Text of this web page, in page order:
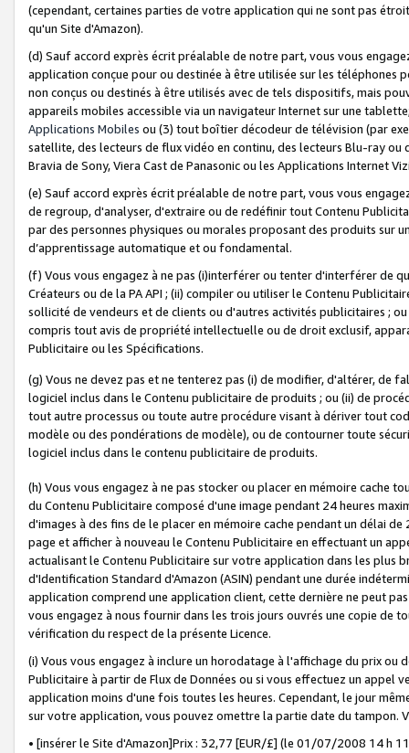
(cependant, certaines parties de votre application qui ne sont pas
qu'un Site d'Amazon).
(d) Sauf accord exprès écrit préalable de notre part, vous vous
application conçue pour ou destinée à être utilisée sur les téléphones
non conçus ou destinés à être utilisés avec de tels dispositifs, mais
appareils mobiles accessible via un navigateur Internet sur une
Applications Mobiles ou (3) tout boîtier décodeur de télévision (par
satellite, des lecteurs de flux vidéo en continu, des lecteurs Blu-ray
Bravia de Sony, Viera Cast de Panasonic ou les Applications Internet
(e) Sauf accord exprès écrit préalable de notre part, vous vous
de regroup, d'analyser, d'extraire ou de redéfinir tout Contenu
par des personnes physiques ou morales proposant des produits sur
d’apprentissage automatique et ou fondamental.
(f) Vous vous engagez à ne pas (i)interférer ou tenter d'interférer de
Créateurs ou de la PA API ; (ii) compiler ou utiliser le Contenu
sollicité de vendeurs et de clients ou d'autres activités publicitaires ;
compris tout avis de propriété intellectuelle ou de droit exclusif,
Publicitaire ou les Spécifications.
(g) Vous ne devez pas et ne tenterez pas (i) de modifier, d'altérer, de
logiciel inclus dans le Contenu publicitaire de produits ; ou (ii) de
tout autre processus ou toute autre procédure visant à dériver tout
modèle ou des pondérations de modèle), ou de contourner toute
logiciel inclus dans le contenu publicitaire de produits.
(h) Vous vous engagez à ne pas stocker ou placer en mémoire cache
du Contenu Publicitaire composé d'une image pendant 24 heures
d'images à des fins de le placer en mémoire cache pendant un délai
page et afficher à nouveau le Contenu Publicitaire en effectuant un
actualisant le Contenu Publicitaire sur votre application dans les plus
d'Identification Standard d'Amazon (ASIN) pendant une durée
application comprend une application client, cette dernière ne peut
vous engagez à nous fournir dans les trois jours ouvrés une copie de
vérification du respect de la présente Licence.
(i) Vous vous engagez à inclure un horodatage à l'affichage du prix
Publicitaire à partir de Flux de Données ou si vous effectuez un appel
application moins d'une fois toutes les heures. Cependant, le jour
sur votre application, vous pouvez omettre la partie date du tampon.
• [insérer le Site d'Amazon]Prix : 32,77 [EUR/£] (le 01/07/2008 14 h